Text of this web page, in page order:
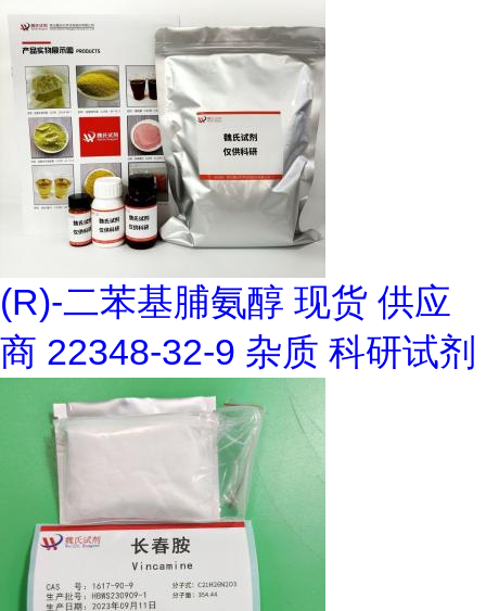
(R)-二苯基脯氨醇 现货 供应
商 22348-32-9 杂质 科研试剂